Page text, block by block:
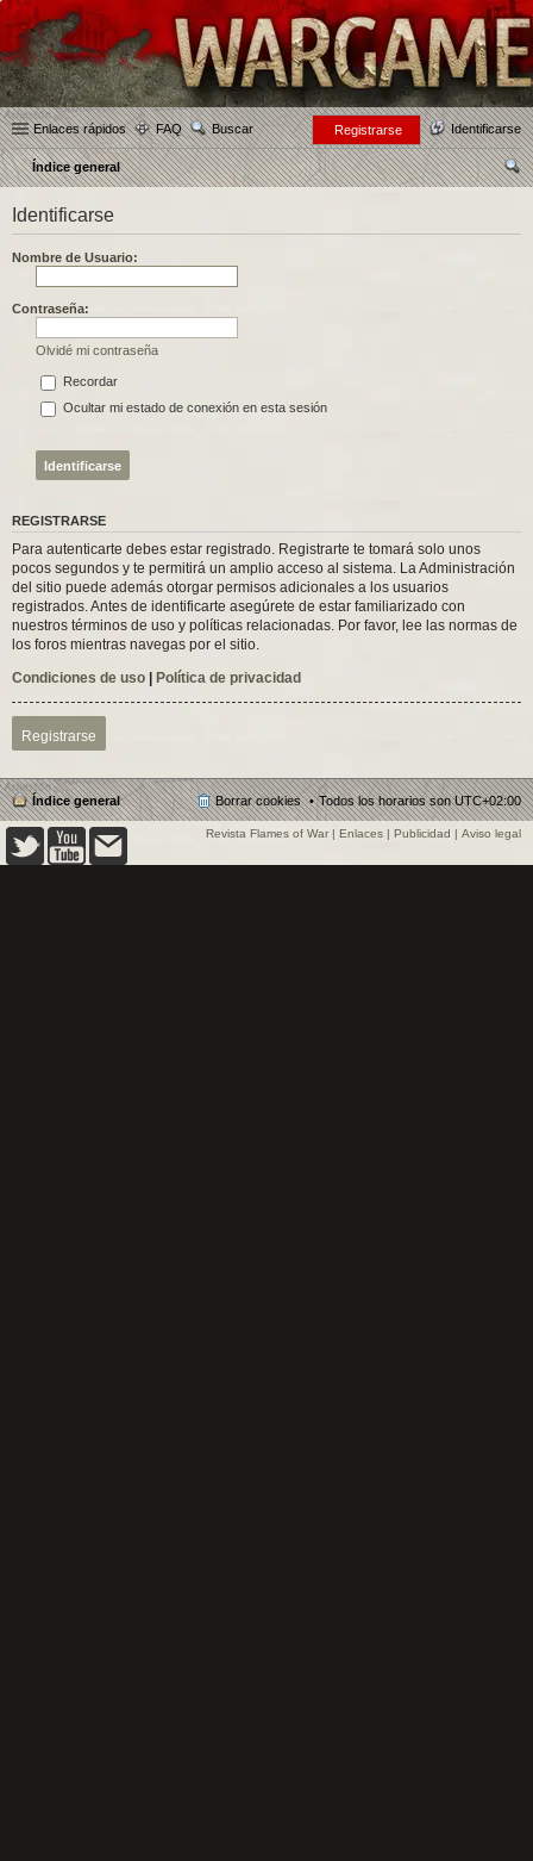
Enlaces rápidos FAQ Buscar Identificarse
Registrarse
Índice general
Identificarse
Nombre de Usuario:
Contraseña:
Olvidé mi contraseña
Recordar
Ocultar mi estado de conexión en esta sesión
REGISTRARSE
Para autenticarte debes estar registrado. Registrarte te tomará solo unos
pocos segundos y te permitirá un amplio acceso al sistema. La Administración
del sitio puede además otorgar permisos adicionales a los usuarios
registrados. Antes de identificarte asegúrete de estar familiarizado con
nuestros términos de uso y políticas relacionadas. Por favor, lee las normas de
los foros mientras navegas por el sitio.
Condiciones de uso | Política de privacidad
Registrarse
Índice general Todos los horarios sonUTC+02:00
Borrar cookies
Revista Flames of War | Enlaces | Publicidad | Aviso legal